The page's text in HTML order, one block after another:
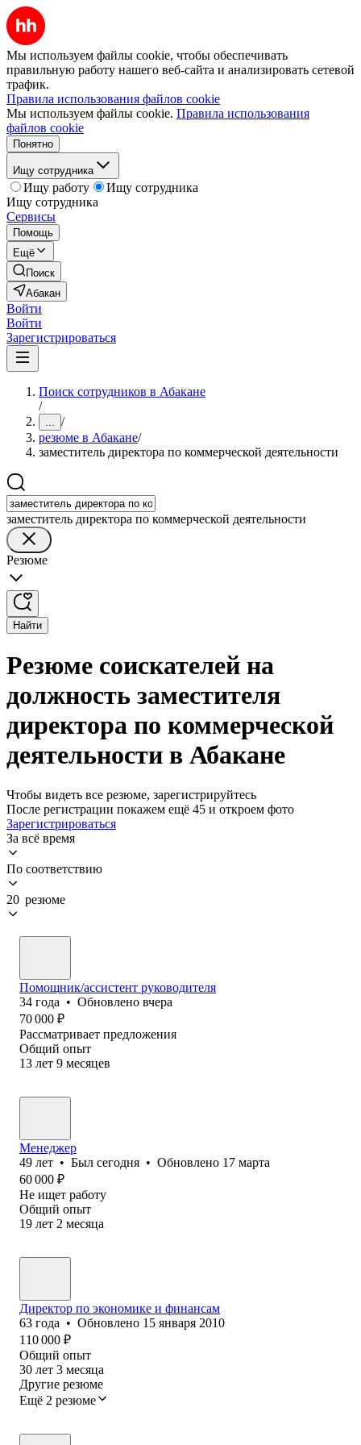
Мы используем файлы cookie, чтобы обеспечивать
правильную работу нашего веб-сайта и анализировать сетевой
трафик.
Правила использования файлов cookie
Мы используем файлы cookie. Правила использования
файлов cookie
Понятно
Ищу сотрудника
Ищу работу
Ищу сотрудника
Ищу сотрудника
Сервисы
Помощь
Ещё
Поиск
Абакан
Войти
Войти
Зарегистрироваться
Поиск сотрудников в Абакане
/
... /
резюме в Абакане/
заместитель директора по коммерческой деятельности
заместитель директора по коммерческой деятельности
Резюме
Найти
Резюме соискателей на
должность заместителя
директора по коммерческой
деятельности в Абакане
Чтобы видеть все резюме, зарегистрируйтесь
После регистрации покажем ещё 45 и откроем фото
Зарегистрироваться
За всё время
По соответствию
20 резюме
Помощник/ассистент руководителя
34 года • Обновлено вчера
70 000 ₽
Рассматривает предложения
Общий опыт
13 лет 9 месяцев
Менеджер
49 лет • Был сегодня • Обновлено 17 марта
60 000 ₽
Не ищет работу
Общий опыт
19 лет 2 месяца
Директор по экономике и финансам
63 года • Обновлено 15 января 2010
110 000 ₽
Общий опыт
30 лет 3 месяца
Другие резюме
Ещё 2 резюме